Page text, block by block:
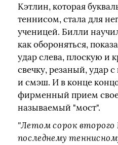
Кэтлин, которая
теннисом, стала для
ученицей. Билли
как обороняться,
удар слева, плоскую и
свечку, резаный, удар
и смэш. И в конце
фирменный прием
называемый "мост".
"Летом сорок второго
последнему